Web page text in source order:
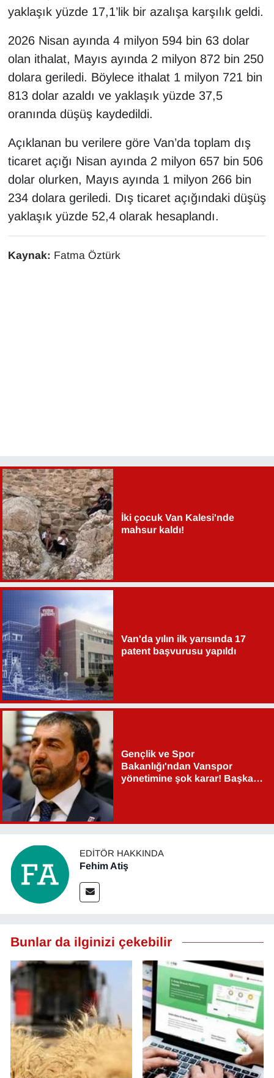
yaklaşık yüzde 17,1’lik bir azalışa karşılık geldi.
2026 Nisan ayında 4 milyon 594 bin 63 dolar
olan ithalat, Mayıs ayında 2 milyon 872 bin 250
dolara geriledi. Böylece ithalat 1 milyon 721 bin
813 dolar azaldı ve yaklaşık yüzde 37,5
oranında düşüş kaydedildi.
Açıklanan bu verilere göre Van’da toplam dış
ticaret açığı Nisan ayında 2 milyon 657 bin 506
dolar olurken, Mayıs ayında 1 milyon 266 bin
234 dolara geriledi. Dış ticaret açığındaki düşüş
yaklaşık yüzde 52,4 olarak hesaplandı.
Kaynak: Fatma Öztürk
İki çocuk Van Kalesi'nde
mahsur kaldı!
Van'da yılın ilk yarısında 17
patent başvurusu yapıldı
Gençlik ve Spor
Bakanlığı'ndan Vanspor
yönetimine şok karar! Başkan
EDITÖR HAKKINDA
Fehim Atiş
Bunlar da ilginizi çekebilir